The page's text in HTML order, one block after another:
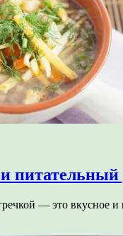
питательный
— это вкусное и